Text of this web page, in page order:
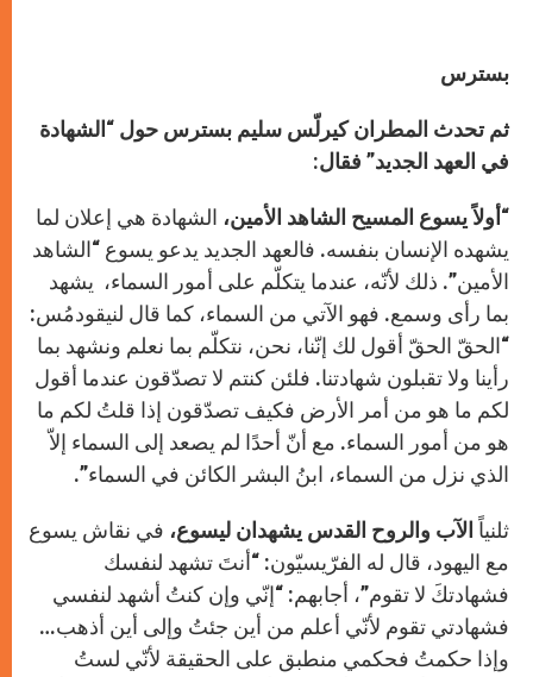
بسترس
ثم تحدث المطران كيرلّس سليم بسترس حول “الشهادة
في العهد الجديد” فقال:
“أولاً يسوع المسيح الشاهد الأمين، الشهادة هي إعلان لما
يشهده الإنسان بنفسه. فالعهد الجديد يدعو يسوع “الشاهد
الأمين”. ذلك لأنّه، عندما يتكلّم على أمور السماء، يشهد
بما رأى وسمع. فهو الآتي من السماء، كما قال لنيقودمُس:
“الحقّ الحقّ أقول لك إنّنا، نحن، نتكلّم بما نعلم ونشهد بما
رأينا ولا تقبلون شهادتنا. فلئن كنتم لا تصدّقون عندما أقول
لكم ما هو من أمر الأرض فكيف تصدّقون إذا قلتُ لكم ما
هو من أمور السماء. مع أنّ أحدًا لم يصعد إلى السماء إلاّ
الذي نزل من السماء، ابنُ البشر الكائن في السماء”.
ثلنياً الآب والروح القدس يشهدان ليسوع، في نقاش يسوع
مع اليهود، قال له الفرّيسيّون: “أنتَ تشهد لنفسك
فشهادتكَ لا تقوم”، أجابهم: “إنّي وإن كنتُ أشهد لنفسي
فشهادتي تقوم لأنّي أعلم من أين جئتُ وإلى أين أذهب…
وإذا حكمتُ فحكمي منطبق على الحقيقة لأنّي لستُ